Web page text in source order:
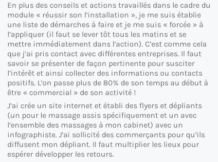
En plus des conseils et actions travaillés dans le cadre du
module « réussir son l’installation », je me suis établie
une liste de démarches à faire et je me suis « forcée » à
l’appliquer (il faut se lever tôt tous les matins et se
mettre immédiatement dans l’action). C’est comme cela
que j’ai pris contact avec différentes entreprises. Il faut
savoir se présenter de façon pertinente pour susciter
l’intérêt et ainsi collecter des informations ou contacts
positifs. L’on passe plus de 80% de son temps au début à
être « commercial » de son activité !
J’ai crée un site internet et établi des flyers et dépliants
(un pour le massage assis spécifiquement et un avec
l’ensemble des massages à mon cabinet) avec un
infographiste. J’ai sollicité des commerçants pour qu’ils
diffusent mon dépliant. Il faut multiplier les lieux pour
espérer développer les retours.